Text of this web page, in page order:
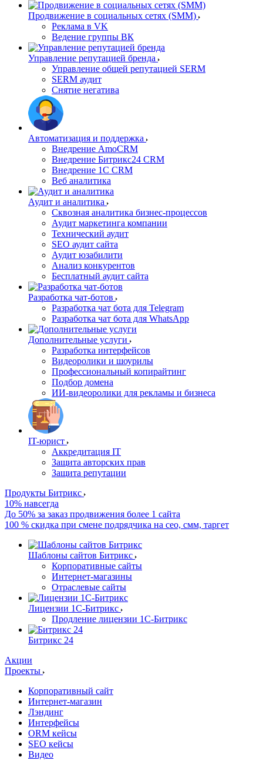
Продвижение в социальных сетях (SMM)
Реклама в VK
Ведение группы ВК
Управление репутацией бренда
Управление общей репутацией SERM
SERM аудит
Снятие негатива
Автоматизация и поддержка
Внедрение AmoCRM
Внедрение Битрикс24 CRM
Внедрение 1C CRM
Веб аналитика
Аудит и аналитика
Сквозная аналитика бизнес-процессов
Аудит маркетинга компании
Технический аудит
SEO аудит сайта
Аудит юзабилити
Анализ конкурентов
Бесплатный аудит сайта
Разработка чат-ботов
Разработка чат бота для Telegram
Разработка чат бота для WhatsApp
Дополнительные услуги
Разработка интерфейсов
Видеоролики и шоурилы
Профессиональный копирайтинг
Подбор домена
ИИ-видеоролики для рекламы и бизнеса
IT-юрист
Аккредитация IT
Защита авторских прав
Защита репутации
Продукты Битрикс
10% навсегда
До 50% за заказ продвижения более 1 сайта
100 % скидка при смене подрядчика на сео, смм, таргет
Шаблоны сайтов Битрикс
Корпоративные сайты
Интернет-магазины
Отраслевые сайты
Лицензии 1С-Битрикс
Продление лицензии 1С-Битрикс
Битрикс 24
Акции
Проекты
Корпоративный сайт
Интернет-магазин
Лэндинг
Интерфейсы
ORM кейсы
SEO кейсы
Видео